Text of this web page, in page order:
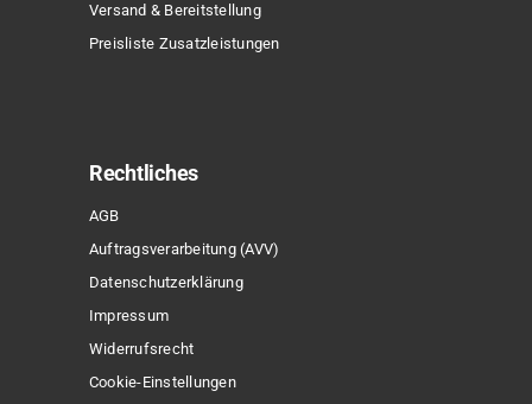
Versand & Bereitstellung
Preisliste Zusatzleistungen
Rechtliches
AGB
Auftragsverarbeitung (AVV)
Datenschutzerklärung
Impressum
Widerrufsrecht
Cookie-Einstellungen